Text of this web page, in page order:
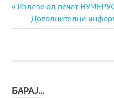
Навигација
на
Previous
Post:
Излезе од печат
Next
Post:
Дополнителни
БАРАЈ…